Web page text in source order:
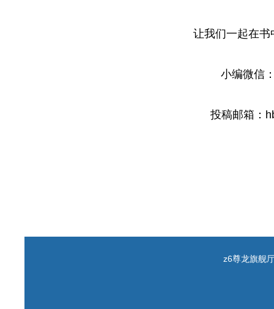
让我们一起在
小编微信
投稿邮箱：
z6尊龙旗舰